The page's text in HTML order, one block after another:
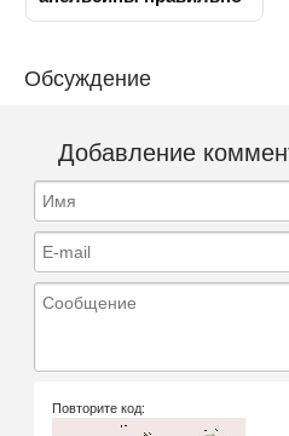
Обсуждение
Добавление
Имя
E-mail
Сообщение
Повторите код: